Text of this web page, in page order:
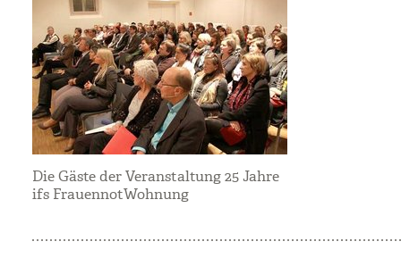
Die Gäste der Veranstaltung 25 Jahre
ifs FrauennotWohnung